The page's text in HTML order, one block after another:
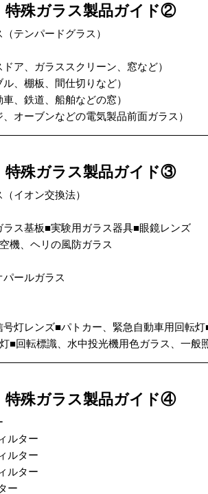
特殊ガラス製品ガイド②
テンパードグラス）
ア、ガラススクリーン、窓など）
、棚板、間仕切りなど）
、鉄道、船舶などの窓）
オーブンなどの電気製品前面ガラス）
特殊ガラス製品ガイド③
イオン交換法）
ス基板■実験用ガラス器具■眼鏡レンズ
機、ヘリの風防ガラス
ールガラス
灯レンズ■パトカー、緊急自動車用回転
■回転標識、水中投光機用色ガラス、一般
特殊ガラス製品ガイド④
ルター
ルター
ルター
ー